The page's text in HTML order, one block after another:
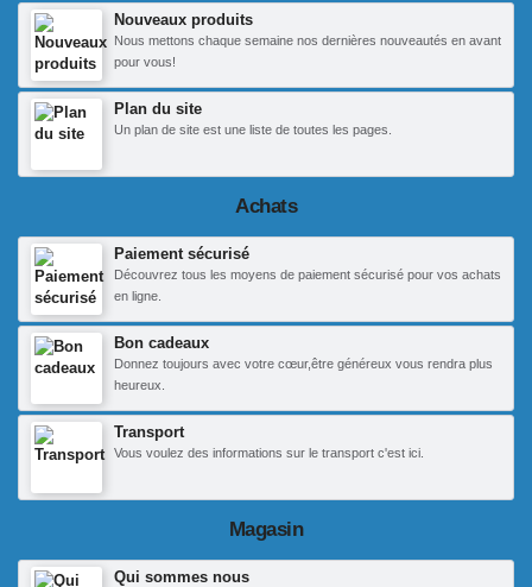
Nouveaux produits
Nous mettons chaque semaine nos dernières nouveautés en avant
pour vous!
Plan du site
Un plan de site est une liste de toutes les pages.
Achats
Paiement sécurisé
Découvrez tous les moyens de paiement sécurisé pour vos achats
en ligne.
Bon cadeaux
Donnez toujours avec votre cœur,être généreux vous rendra plus
heureux.
Transport
Vous voulez des informations sur le transport c'est ici.
Magasin
Qui sommes nous